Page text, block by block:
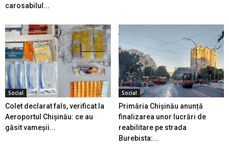
carosabilul...
Social
Colet declarat fals, verificat la
Aeroportul Chișinău: ce au
găsit vameșii...
Social
Primăria Chișinău anunță
finalizarea unor lucrări de
reabilitare pe strada
Burebista:...